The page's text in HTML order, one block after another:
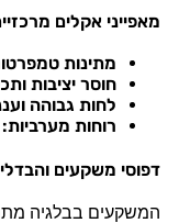
מאפייני אקלים
מתינות
חוסר יציבות
לחות גבוהה
רוחות מערביות:
דפוסי משקעים
המשקעים בבלגיה